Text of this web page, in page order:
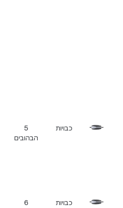
כבויות
הבהובים
כבויות